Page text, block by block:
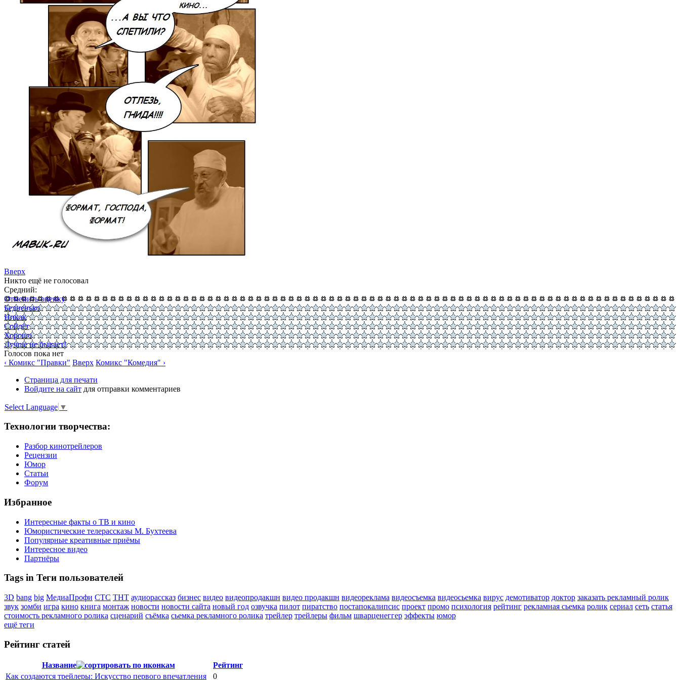
Вверх
Никто ещё не голосовал
Средний:
Отменить оценку
Бедненько
Никак
Сойдёт
Хорошо
Лучше не бывает!
Голосов пока нет
‹ Комикс "Правки" Вверх Комикс "Комедия" ›
Страница для печати
Войдите на сайт для отправки комментариев
Select Language ▼
Технологии творчества:
Разбор кинотрейлеров
Рецензии
Юмор
Статьи
Форум
Избранное
Интересные факты о ТВ и кино
Юмористические телерассказы М. Бухтеева
Популярные креативные приёмы
Интересное видео
Партнёры
Tags in Теги пользователей
3D bang big МедиаПрофи СТС ТНТ аудиорассказ бизнес видео видеопродакшн видео продакшн видеореклама видеосъемка видеосьемка вирус демотиватор доктор заказать рекламный ролик
звук зомби игра кино книга монтаж новости новости сайта новый год озвучка пилот пиратство постапокалипсис проект промо психология рейтинг рекламная сьемка ролик сериал сеть статья
стоимость рекламного ролика сценарий съёмка сьемка рекламного ролика трейлер трейлеры фильм шварценеггер эффекты юмор
ещё теги
Рейтинг статей
Название
Рейтинг
Как создаются трейлеры: Искусство первого впечатления
0